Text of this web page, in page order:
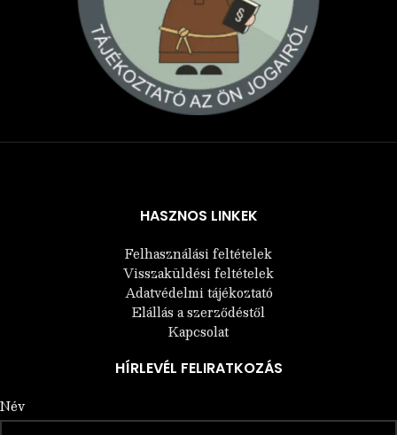
HASZNOS LINKEK
Felhasználási feltételek
Visszaküldési feltételek
Adatvédelmi tájékoztató
Elállás a szerződéstől
Kapcsolat
HÍRLEVÉL FELIRATKOZÁS
Név